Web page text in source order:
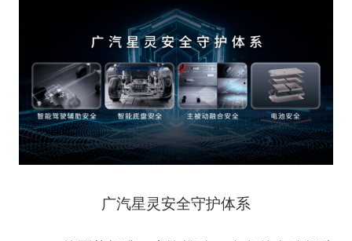
广汽星灵安全守护体系